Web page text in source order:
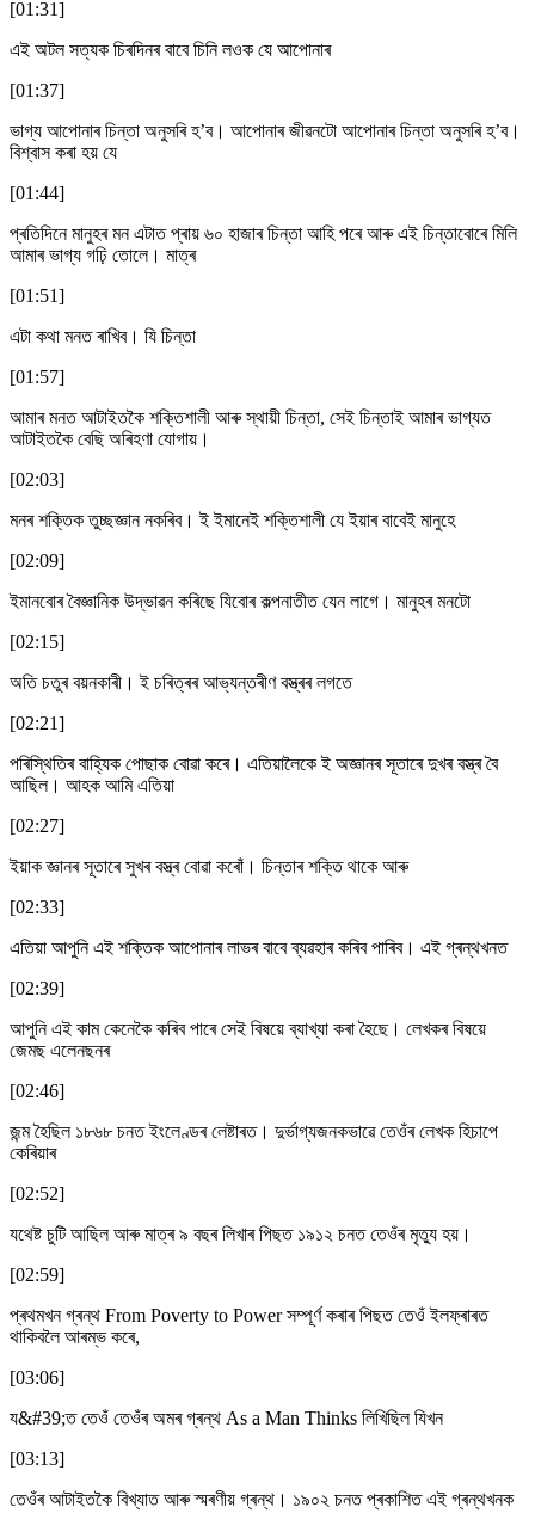
[01:31]
এই অটল সত্যক চিৰদিনৰ বাবে চিনি লওক যে আপোনাৰ
[01:37]
ভাগ্য আপোনাৰ চিন্তা অনুসৰি হ’ব। আপোনাৰ জীৱনটো আপোনাৰ চিন্তা অনুসৰি হ’ব।
বিশ্বাস কৰা হয় যে
[01:44]
প্ৰতিদিনে মানুহৰ মন এটাত প্ৰায় ৬০ হাজাৰ চিন্তা আহি পৰে আৰু এই চিন্তাবোৰে মিলি
আমাৰ ভাগ্য গঢ়ি তোলে। মাত্ৰ
[01:51]
এটা কথা মনত ৰাখিব। যি চিন্তা
[01:57]
আমাৰ মনত আটাইতকৈ শক্তিশালী আৰু স্থায়ী চিন্তা, সেই চিন্তাই আমাৰ ভাগ্যত
আটাইতকৈ বেছি অৰিহণা যোগায়।
[02:03]
মনৰ শক্তিক তুচ্ছজ্ঞান নকৰিব। ই ইমানেই শক্তিশালী যে ইয়াৰ বাবেই মানুহে
[02:09]
ইমানবোৰ বৈজ্ঞানিক উদ্ভাৱন কৰিছে যিবোৰ কল্পনাতীত যেন লাগে। মানুহৰ মনটো
[02:15]
অতি চতুৰ বয়নকাৰী। ই চৰিত্ৰৰ আভ্যন্তৰীণ বস্ত্ৰৰ লগতে
[02:21]
পৰিস্থিতিৰ বাহ্যিক পোছাক বোৱা কৰে। এতিয়ালৈকে ই অজ্ঞানৰ সূতাৰে দুখৰ বস্ত্ৰ বৈ
আছিল। আহক আমি এতিয়া
[02:27]
ইয়াক জ্ঞানৰ সূতাৰে সুখৰ বস্ত্ৰ বোৱা কৰোঁ। চিন্তাৰ শক্তি থাকে আৰু
[02:33]
এতিয়া আপুনি এই শক্তিক আপোনাৰ লাভৰ বাবে ব্যৱহাৰ কৰিব পাৰিব। এই গ্ৰন্থখনত
[02:39]
আপুনি এই কাম কেনেকৈ কৰিব পাৰে সেই বিষয়ে ব্যাখ্যা কৰা হৈছে। লেখকৰ বিষয়ে
জেমছ এলেনছনৰ
[02:46]
জন্ম হৈছিল ১৮৬৮ চনত ইংলেণ্ডৰ লেষ্টাৰত। দুৰ্ভাগ্যজনকভাৱে তেওঁৰ লেখক হিচাপে
কেৰিয়াৰ
[02:52]
যথেষ্ট চুটি আছিল আৰু মাত্ৰ ৯ বছৰ লিখাৰ পিছত ১৯১২ চনত তেওঁৰ মৃত্যু হয়।
[02:59]
প্ৰথমখন গ্ৰন্থ From Poverty to Power সম্পূৰ্ণ কৰাৰ পিছত তেওঁ ইলফ্ৰাৰত
থাকিবলৈ আৰম্ভ কৰে,
[03:06]
য&#39;ত তেওঁ তেওঁৰ অমৰ গ্ৰন্থ As a Man Thinks লিখিছিল যিখন
[03:13]
তেওঁৰ আটাইতকৈ বিখ্যাত আৰু স্মৰণীয় গ্ৰন্থ। ১৯০২ চনত প্ৰকাশিত এই গ্ৰন্থখনক